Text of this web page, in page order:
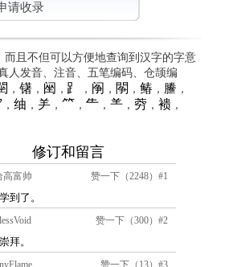
请收录
而且不但可以方便地查询到汉字的字意
人发音、注音、五笔编码、仓颉编
， 䦃， 䦷 ， ⻊ ， 䦶 ， 䦛 ， 䲠 ， 䲢 ，
， 䌷 ， ⺶， ⺮ ， ⺧， ⺷， 䓖， 䙌，